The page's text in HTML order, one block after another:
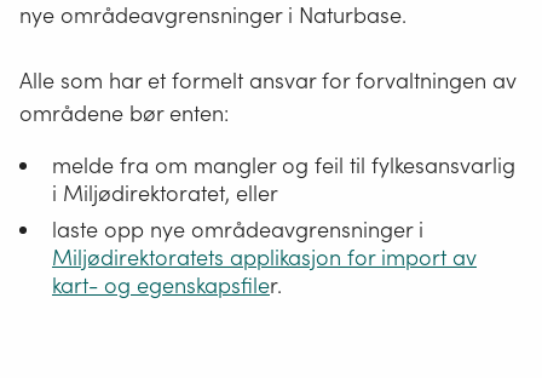
nye områdeavgrensninger i Naturbase.
Alle som har et formelt ansvar for forvaltningen av
områdene bør enten:
melde fra om mangler og feil til fylkesansvarlig
i Miljødirektoratet, eller
laste opp nye områdeavgrensninger i
Miljødirektoratets applikasjon for import av
kart- og egenskapsfiler.